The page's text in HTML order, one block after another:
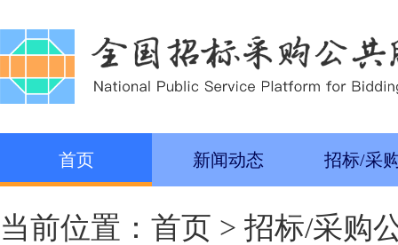
首页 新闻动态 招标/采
当前位置： 首页 > 招标/采购